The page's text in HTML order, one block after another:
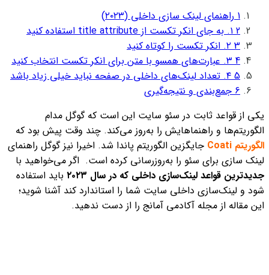
1 راهنمای لینک‌ سازی داخلی (۲۰۲۳)
2 ۱. به جای انکر تکست از title attribute استفاده کنید
3 ۲. انکر تکست را کوتاه کنید
4 ۳. عبارت‌های همسو با متن برای انکر تکست انتخاب کنید
5 ۴. تعداد لینک‌های داخلی در صفحه نباید خیلی زیاد باشد
6 جمع‌بندی و نتیجه‌گیری
یکی از قواعد ثابت در سئو سایت این است که گوگل مدام
الگوریتم‌ها و راهنماهایش را به‌روز می‌کند. چند وقت پیش بود که
الگوریتم Coati
جایگزین الگوریتم پاندا شد. اخیرا نیز گوگل راهنمای
لینک سازی برای سئو را به‌روز‌رسانی کرده است. اگر می‌خواهید با
جدیدترین قواعد لینک‌سازی داخلی که در سال ۲۰۲۳
باید استفاده
شود و لینک‌سازی داخلی سایت شما را استاندارد کند آشنا شوید؛
این مقاله از مجله آکادمی آمانج را از دست ندهید.